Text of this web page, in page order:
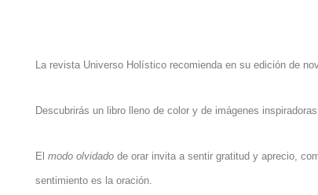
La revista Universo Holístico recomienda en su edición de
Descubrirás un libro lleno de color y de imágenes
El modo olvidado de orar invita a sentir gratitud y aprecio,
sentimiento es la oración.